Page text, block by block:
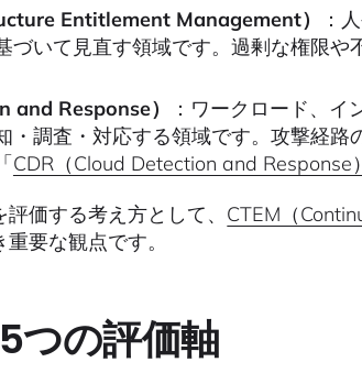
Entitlement Management）
：
づいて見直す領域です。過剰な権限
and Response）
：ワークロード、イ
・調査・対応する領域です。攻撃経
CDR（Cloud Detection and Response
価する考え方として、 CTEM（
要な観点です。
つの評価軸